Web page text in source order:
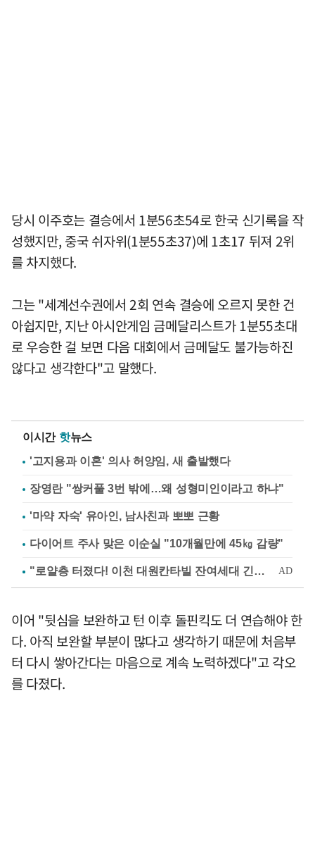
당시 이주호는 결승에서 1분56초54로 한국 신기록을 작
성했지만, 중국 쉬자위(1분55초37)에 1초17 뒤져 2위
를 차지했다.
그는 "세계선수권에서 2회 연속 결승에 오르지 못한 건
아쉽지만, 지난 아시안게임 금메달리스트가 1분55초대
로 우승한 걸 보면 다음 대회에서 금메달도 불가능하진
않다고 생각한다"고 말했다.
이시간 핫뉴스
'고지용과 이혼' 의사 허양임, 새 출발했다
장영란 "쌍커풀 3번 밖에…왜 성형미인이라고 하냐"
'마약 자숙' 유아인, 남사친과 뽀뽀 근황
다이어트 주사 맞은 이순실 "10개월만에 45㎏ 감량"
이어 "뒷심을 보완하고 턴 이후 돌핀킥도 더 연습해야 한
다. 아직 보완할 부분이 많다고 생각하기 때문에 처음부
터 다시 쌓아간다는 마음으로 계속 노력하겠다"고 각오
를 다졌다.